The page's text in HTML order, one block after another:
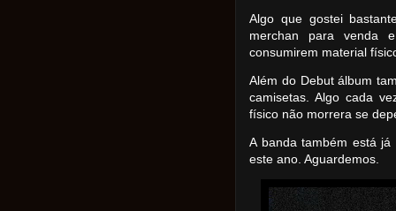
Algo que gostei
merchan para venda
consumirem material
Além do Debut álbum
camisetas. Algo cada
físico não morrera se
A banda também está
este ano. Aguardemos.